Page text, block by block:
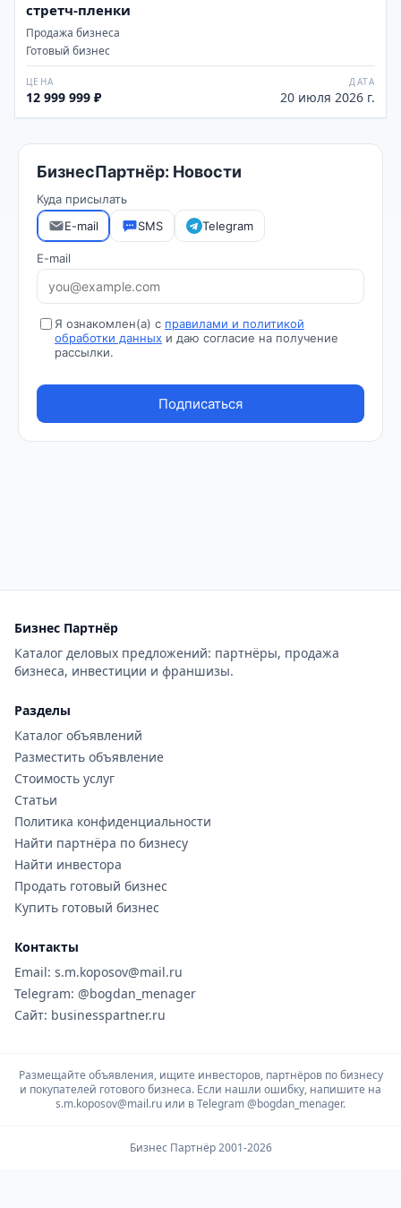
стретч-пленки
Продажа бизнеса
Готовый бизнес
ЦЕНА
12 999 999 ₽
ДАТА
20 июля 2026 г.
Бизнес Партнёр
Каталог деловых предложений: партнёры, продажа
бизнеса, инвестиции и франшизы.
Разделы
Каталог объявлений
Разместить объявление
Стоимость услуг
Статьи
Политика конфиденциальности
Найти партнёра по бизнесу
Найти инвестора
Продать готовый бизнес
Купить готовый бизнес
Контакты
Email: s.m.koposov@mail.ru
Telegram: @bogdan_menager
Сайт: businesspartner.ru
Размещайте объявления, ищите инвесторов, партнёров по бизнесу
и покупателей готового бизнеса. Если нашли ошибку, напишите на
s.m.koposov@mail.ru или в Telegram@bogdan_menager.
Бизнес Партнёр 2001-2026